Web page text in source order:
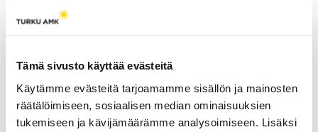
Tämä sivusto käyttää evästeitä
Käytämme evästeitä tarjoamamme sisällön ja mainosten
räätälöimiseen, sosiaalisen median ominaisuuksien
tukemiseen ja kävijämäärämme analysoimiseen. Lisäksi
vappua säästä
riippumatta